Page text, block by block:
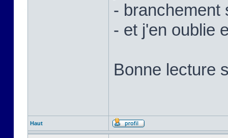
- branchement
- et j'en oublie
Bonne lecture
Haut